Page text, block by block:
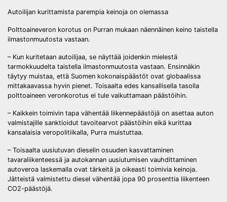
Autoilijan kurittamista parempia keinoja on olemassa
Polttoaineveron korotus on Purran mukaan näennäinen keino taistella
ilmastonmuutosta vastaan.
– Kun kuritetaan autoilijaa, se näyttää joidenkin mielestä
tarmokkuudelta taistella ilmastonmuutosta vastaan. Ensinnäkin
täytyy muistaa, että Suomen kokonaispäästöt ovat globaalissa
mittakaavassa hyvin pienet. Toisaalta edes kansallisella tasolla
polttoaineen veronkorotus ei tule vaikuttamaan päästöihin.
– Kaikkein toimivin tapa vähentää liikennepäästöjä on asettaa auton
valmistajille sanktioidut tavoitearvot päästöihin eikä kurittaa
kansalaisia veropolitiikalla, Purra muistuttaa.
– Toisaalta uusiutuvan dieselin osuuden kasvattaminen
tavaraliikenteessä ja autokannan uusiutumisen vauhdittaminen
autoveroa laskemalla ovat tärkeitä ja oikeasti toimivia keinoja.
Jätteistä valmistettu diesel vähentää jopa 90 prosenttia liikenteen
CO2-päästöjä.